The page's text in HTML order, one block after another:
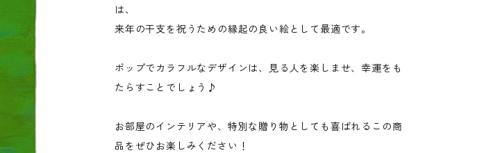
は、
来年の干支を祝うための縁起の良い絵として最適です。
ポップでカラフルなデザインは、見る人を楽しませ、幸運をも
たらすことでしょう♪
お部屋のインテリアや、特別な贈り物としても喜ばれるこの商
品をぜひお楽しみください！